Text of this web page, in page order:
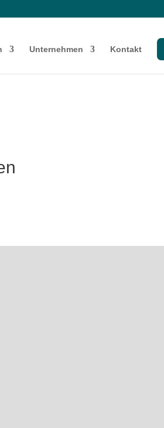
Unternehmen Kontakt